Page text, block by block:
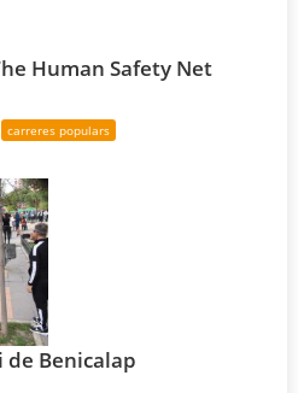
Human Safety Net
carreres populars
de Benicalap